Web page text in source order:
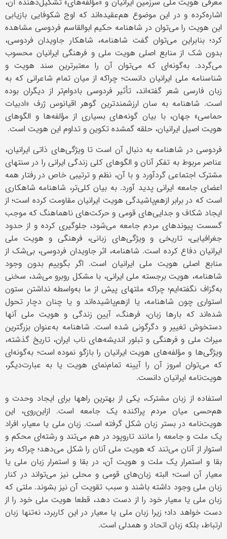
اشاره‌کرده‌ و در این موضوع هم‌عقیده‌اند که اوج شکوفایی بازیابی
این هویت را می‌توان در شاهنامه حکیم ابوالقاسم فردوسی مشاهده
کرد؛ بنابراین می‌توان گفت شاهنامه، شاهکار جاویدان فردوسی،
بدون شک از منابع اصلی هویت ملی و فرهنگی ایرانیان محسوب
می‌گردد. به‌گونه‌ای که می‌توان آن را معتبرترین سند هویت و
شناسنامه ملی ایرانیان دانست؛ چراکه از میان تمام شاعرانی که به
زبان فارسی شعر گفته‌اند، تأثیر فردوسی بادوام‌تر از دیگران بوده
است. شاهنامه به سان ارزشمندترین گوهر اقیانوس ژرف «ادبیات
حماسی» جهان، با بیان گونه‌های بسیاری از مؤلفه‌ها و الگوهای
هویت اصیل ایرانیان، حلقه گمشده تکوین و تداوم این هویت است.
فردوسی در شاهنامه به دنبال آن است تا ویژگیهای ذاتی ایرانیان،
عناصر مربوط به تفکر آنان و الگوهای کلی زندگی ایرانی را در سنتهای
مشترک اجتماعی گردآورد و با آن، نظم و ترتیبی خاص در رفتار همه
اعضای جامعه ایرانی پدید آورد. به بیان کلی‌تر، شاهنامه شاهکاری
است که در برابر ازهم‌پاشیدگی هویت ایرانیان مقاومت کرده است؛ از
ایجاد شکاف و جدایی‌های قومی و حرکت‌های ناهماهنگ که موجب
گسست پیوندهای مردم جامعه می‌شود، جلوگیری کرده و از حدود
جغرافیایی، تاریخی و ویژگی‌های زبانی، فرهنگی و هویت ملی
ایرانیان دفاع کرده است. شاهنامه، اثر جاویدان فردوسی، بی‌شک از
منابع اصلی هویت ملی ایرانیان است. اگر بگوییم بدون وجود
شاهنامه، هویت برجسته ‌ملی ایرانی، با مشکل روبرو می‌شد، سخنی
به‌گزاف نگفته‌ایم؛ چراکه ملتهای پیش از ما به‌واسطه نداشتن ستون
استواری چون شاهنامه، یا ازهم‌پاشیده‌اند و یا چنان دچار تحول
شده‌اند که بارها زبان، فرهنگ، آیین زندگی و هویت ملی آنها
دستخوش تغییر و دگرگونی شده است. شاهنامه به‌عنوان بزرگترین
میراث ملی و فرهنگی و تبلور اندیشه‌های ناب ایران، تاریخ گذشته،
ویژگی‌ها و مؤلفه‌های هویت ایرانیان را بازگو نموده است؛ به‌گونه‌ای
که می‌توان امروز آن را آیینه تمام‌نمای هویت یا به ‌عبارت‌دیگر،
هویت‌نامه ایرانیان دانست.
استفاده از زبان مشترک، یکی از بهترین راهها برای ایجاد وحدت و
هم‌حسی میان مردم پراکنده یک جامعه است. ازاین‌روی، این
هویت‌نامه در بستر زبان شکل گرفته است. زبان ملی یا معیار، افراد
یک ملت و جامعه را مانند تاروپود در هم می‌تند و رشته‌ای محکم و
استوار از آنان می‌تند که هویت ملی آنان را شکل می‌دهد؛ چراکه رمز
بقا و استمرار یک ملت و هویت آن، در بقا و استمرار زبان ملی یا
معیار آن است؛ البته زبان‌های قومی و محلی نیز می‌تواند در کنار
زبان ملی وجود داشته باشند و سبب تقویت آن نیز بشوند. ملتی که
زبان ملی یا معیار خود را از دست دهد، قطعا هویت ملی خود را از
دست خواهد داد؛ زیرا زبان ملی یا معیار در این کاربرد، نه‌تنها زبان
ارتباط، بلکه زبان اتحاد و همدلی است.